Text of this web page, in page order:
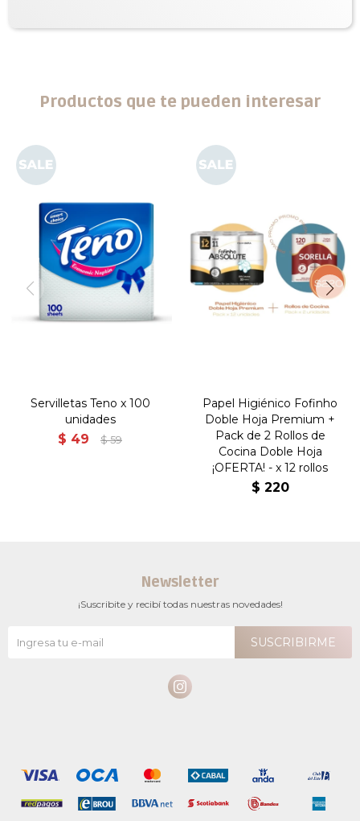
Productos que te pueden interesar
Servilletas Teno x 100
unidades
$ 49 $ 59
Papel Higiénico Fofinho
Doble Hoja Premium +
Pack de 2 Rollos de
Cocina Doble Hoja
¡OFERTA! - x 12 rollos
$ 220
Newsletter
¡Suscribite y recibí todas nuestras novedades!
SUSCRIBIRME
